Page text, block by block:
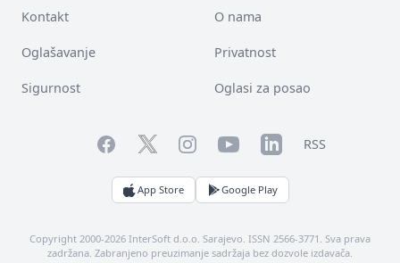
Kontakt O nama
Oglašavanje Privatnost
Sigurnost Oglasi za posao
FacebookTwitterInstagramYouTubeLinkedInRSS
App Store Google Play
Copyright 2000-2026 InterSoft d.o.o. Sarajevo. ISSN 2566-3771. Sva prava
zadržana. Zabranjeno preuzimanje sadržaja bez dozvole izdavača.